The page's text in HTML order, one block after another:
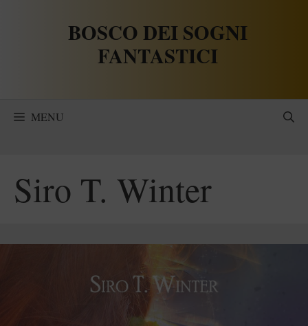
BOSCO DEI SOGNI
FANTASTICI
MENU
Siro T. Winter